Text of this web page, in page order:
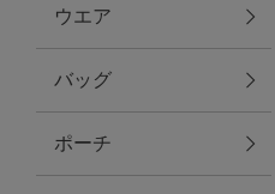
ファブリック
グリーン
バス＆ビューティー
ウエア
バッグ
ポーチ